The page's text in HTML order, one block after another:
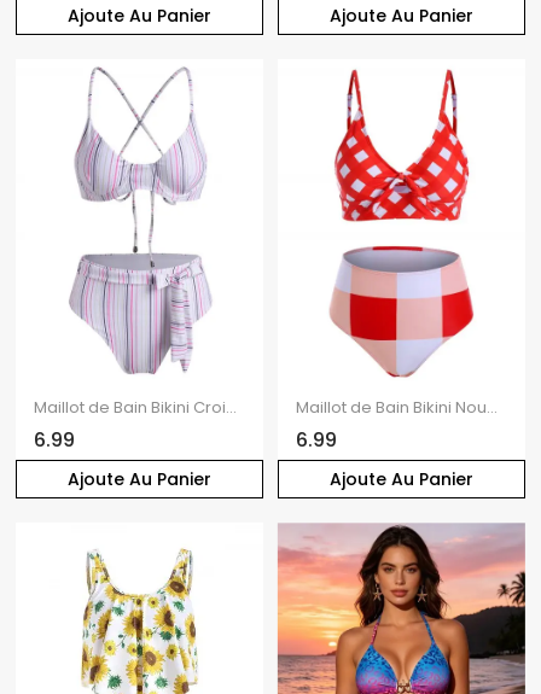
Ajoute Au Panier Ajoute Au Panier
Ajoute Au Panier
Maillot de Bain Bikini Croisé Rayé Ceinturé Au Dos à Coupe Haute à Armature
6.99
Ajoute Au Panier
Maillot de Bain Bikini Noué en Avant à Carreaux à Taille Haute
6.99